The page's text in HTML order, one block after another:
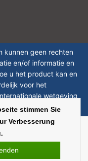
kunnen geen rechten
en/of informatie en
u het product kan en
voor het
wetgeving
Preise verstehen sich ohne
stimmen Sie
Verbesserung